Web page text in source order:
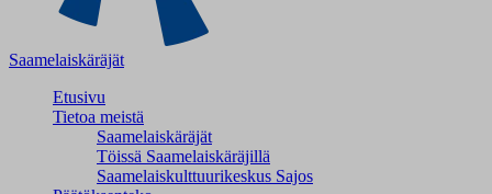
Saamelaiskäräjät
Etusivu
Tietoa meistä
Saamelaiskäräjät
Töissä Saamelaiskäräjillä
Saamelaiskulttuuri­keskus Sajos